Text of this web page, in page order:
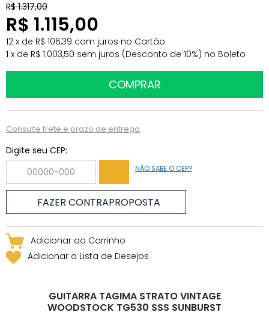
R$ 1.317,00
R$ 1.115,00
12 x de R$ 106,39 com juros no Cartão
1 x de R$ 1.003,50 sem juros (Desconto de 10%) no Boleto
Consulte frete e prazo de entrega
Digite seu CEP:
NÃO SABE O CEP?
Adicionar a Lista de Desejos
GUITARRA TAGIMA STRATO VINTAGE
WOODSTOCK TG530 SSS SUNBURST